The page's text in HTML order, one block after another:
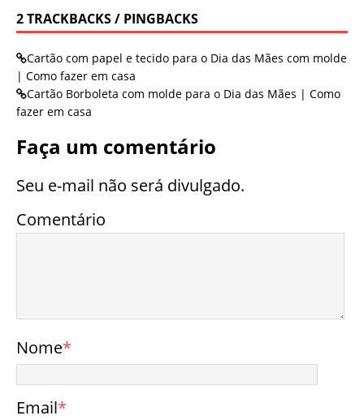
2 TRACKBACKS / PINGBACKS
Cartão com papel e tecido para o Dia das Mães com molde
| Como fazer em casa
Cartão Borboleta com molde para o Dia das Mães | Como
fazer em casa
Faça um comentário
Seu e-mail não será divulgado.
Comentário
Nome*
Email*